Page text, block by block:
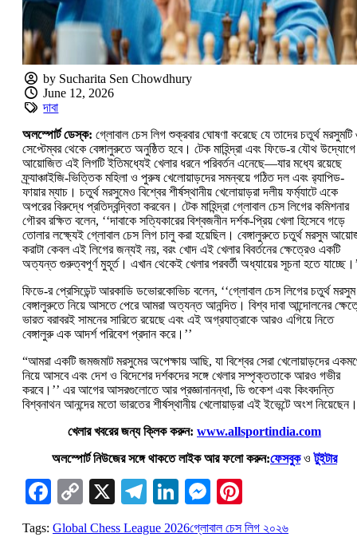
by Sucharita Sen Chowdhury
June 12, 2026
দাবা
অলস্পোর্ট ডেস্ক: গ্লোবাল চেস লিগ শুক্রবার ঘোষণা করেছে যে তাদের চতুর্থ মরসুমটি
সেপ্টেম্বর থেকে বেঙ্গালুরুতে অনুষ্ঠিত হবে। টেক মাহিন্দ্রা এবং ফিডে-র যৌথ উদ্যোগে
আয়োজিত এই লিগটি ইতিমধ্যেই খেলার ধরনে পরিবর্তন এনেছে—যার মধ্যে রয়েছে
ফ্র্যাঞ্চাইজি-ভিত্তিক মহিলা ও পুরুষ খেলোয়াড়দের সমন্বয়ে গঠিত দল এবং র‍্যাপিড-
ফায়ার ম্যাচ। চতুর্থ মরসুমেও বিশ্বের শীর্ষস্থানীয় খেলোয়াড়রা দলীয় ফর্ম্যাটে একে
অপরের বিরুদ্ধে প্রতিদ্বন্দ্বিতা করবেন। টেক মাহিন্দ্রা গ্লোবাল চেস লিগের কমিশনার
গৌরব রক্ষিত বলেন, ‘‘দাবাকে সত্যিকারের বিশ্বজনীন দর্শক-প্রিয় খেলা হিসেবে গড়ে
তোলার লক্ষ্যেই গ্লোবাল চেস লিগ চালু করা হয়েছিল। বেঙ্গালুরুতে চতুর্থ মরসুম
করাটা কেবল এই লিগের জন্যই নয়, বরং খোদ এই খেলার বিবর্তনের ক্ষেত্রেও একটি
অত্যন্ত গুরুত্বপূর্ণ মুহূর্ত। এখান থেকেই খেলার পরবর্তী অধ্যায়ের সূচনা হতে
ফিডে-র প্রেসিডেন্ট আরকাডি ডভোরকোভিচ বলেন, ‘‘গ্লোবাল চেস লিগের চতুর্থ মরসুম
বেঙ্গালুরুতে নিয়ে আসতে পেরে আমরা অত্যন্ত আনন্দিত। বিশ্ব দাবা আন্দোলনের
ভারত বরাবরই সামনের সারিতে রয়েছে এবং এই অগ্রযাত্রাকে আরও এগিয়ে নিতে
বেঙ্গালুরু এক আদর্শ পরিবেশ প্রদান করে।’’
“আমরা একটি জমজমাট মরসুমের অপেক্ষায় আছি, যা বিশ্বের সেরা খেলোয়াড়দের
নিয়ে আসবে এবং দেশ ও বিদেশের দর্শকদের সঙ্গে খেলার সম্পৃক্ততাকে আরও গভীর
করবে।’’ এর আগের আসরগুলোতে আর প্রজ্ঞানানন্ধা, ডি গুকেশ এবং কিংবদন্তি
বিশ্বনাথন আনন্দের মতো ভারতের শীর্ষস্থানীয় খেলোয়াড়রা এই ইভেন্টে অংশ নিয়েছেন।
খেলার খবরের জন্য ক্লিক করুন: www.allsportindia.com
অলস্পোর্ট নিউজের সঙ্গে থাকতে লাইক আর ফলো করুন:ফেসবুকওটুইটার
Facebook
Copy
Link
X Telegram
LinkedIn
Messenger
Tags: Global Chess League 2026গ্লোবাল চেস লিগ ২০২৬